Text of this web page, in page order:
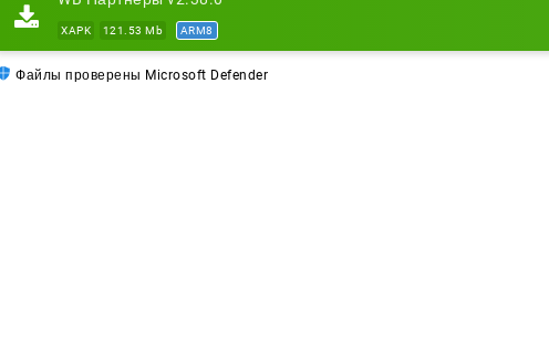
Wildberries в любой момент и из любой точки.
XAPK 121.53 Mb ARM8
Файлы проверены Microsoft Defender